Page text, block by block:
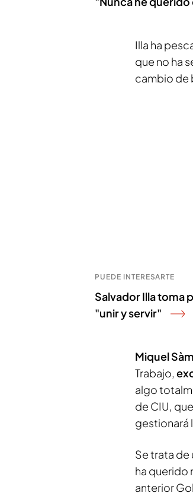
Illa ha
que no ha
cambio de
PUEDE INTERESARTE
Salvador Illa toma
"unir y servir"
Miquel
Trabajo,
algo
de CIU,
gestionará
Se trata de
ha querido
anterior